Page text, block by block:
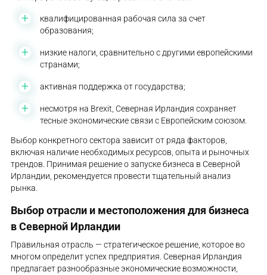
квалифицированная рабочая сила за счет
образования;
низкие налоги, сравнительно с другими европейскими
странами;
активная поддержка от государства;
несмотря на Brexit, Северная Ирландия сохраняет
тесные экономические связи с Европейским союзом.
Выбор конкретного сектора зависит от ряда факторов,
включая наличие необходимых ресурсов, опыта и рыночных
трендов. Принимая решение о запуске бизнеса в Северной
Ирландии, рекомендуется провести тщательный анализ
рынка.
Выбор отрасли и местоположения для бизнеса
в Северной Ирландии
Правильная отрасль — стратегическое решение, которое во
многом определит успех предприятия. Северная Ирландия
предлагает разнообразные экономические возможности,